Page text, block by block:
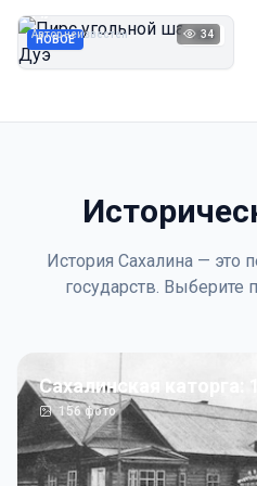
НОВОЕ 1923
Автор неизвестен 34
История Сахалина — это
государств. Выберите
Сахалинская каторга:
156фото